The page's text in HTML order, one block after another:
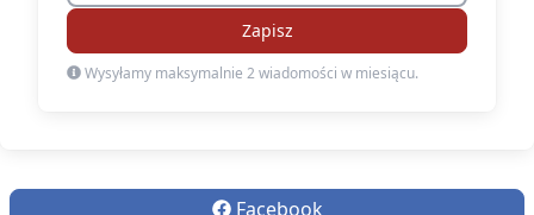
Zapisz
Wysyłamy maksymalnie 2 wiadomości w miesiącu.
Facebook